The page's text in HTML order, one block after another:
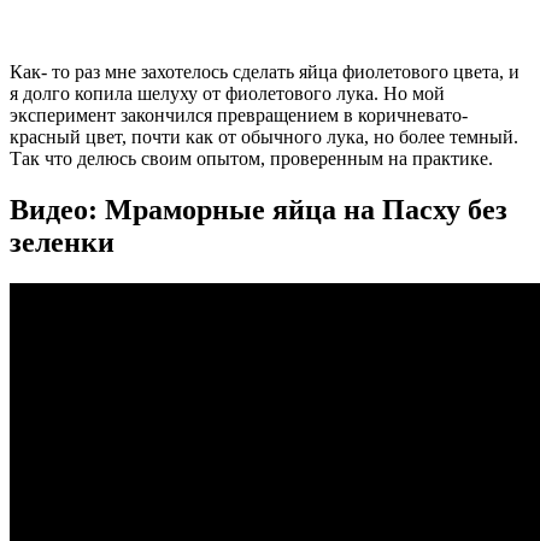
Как- то раз мне захотелось сделать яйца фиолетового цвета, и
я долго копила шелуху от фиолетового лука. Но мой
эксперимент закончился превращением в коричневато-
красный цвет, почти как от обычного лука, но более темный.
Так что делюсь своим опытом, проверенным на практике.
Видео: Мраморные яйца на Пасху без
зеленки